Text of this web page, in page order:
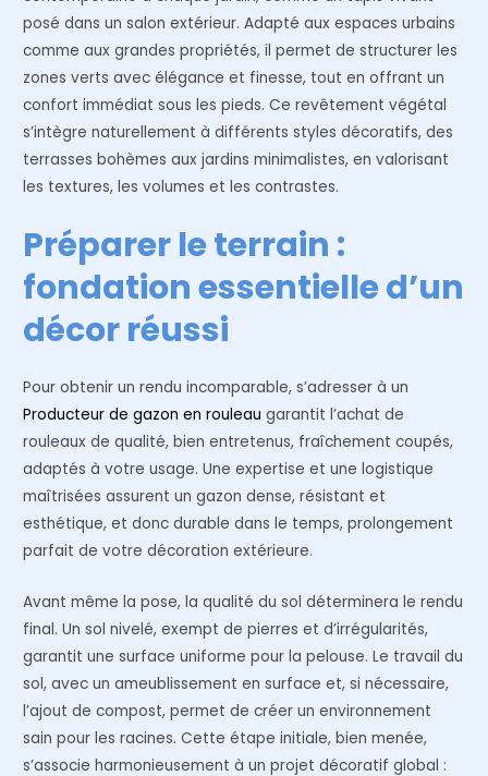
posé dans un salon extérieur. Adapté aux espaces urbains
comme aux grandes propriétés, il permet de structurer les
zones verts avec élégance et finesse, tout en offrant un
confort immédiat sous les pieds. Ce revêtement végétal
s’intègre naturellement à différents styles décoratifs, des
terrasses bohèmes aux jardins minimalistes, en valorisant
les textures, les volumes et les contrastes.
Préparer le terrain :
fondation essentielle d’un
décor réussi
Pour obtenir un rendu incomparable, s’adresser à un
Producteur de gazon en rouleau garantit l’achat de
rouleaux de qualité, bien entretenus, fraîchement coupés,
adaptés à votre usage. Une expertise et une logistique
maîtrisées assurent un gazon dense, résistant et
esthétique, et donc durable dans le temps, prolongement
parfait de votre décoration extérieure.
Avant même la pose, la qualité du sol déterminera le rendu
final. Un sol nivelé, exempt de pierres et d’irrégularités,
garantit une surface uniforme pour la pelouse. Le travail du
sol, avec un ameublissement en surface et, si nécessaire,
l’ajout de compost, permet de créer un environnement
sain pour les racines. Cette étape initiale, bien menée,
s’associe harmonieusement à un projet décoratif global :